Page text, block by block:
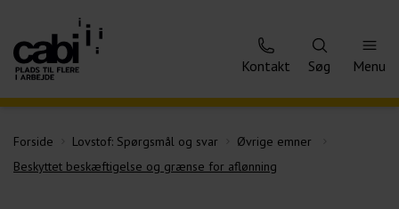
Kontakt Søg Menu
Forside Lovstof: Spørgsmål og svar
Øvrige emner
Beskyttet beskæftigelse og grænse for aflønning